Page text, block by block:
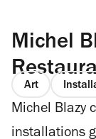
Michel
Art
Michel Blazy
installations